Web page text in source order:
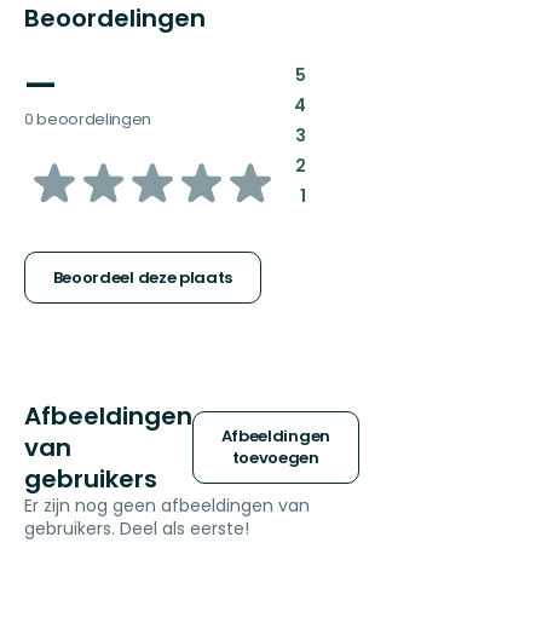
Beoordelingen
—
0 beoordelingen
van
sterren
Beoordeel deze plaats
5:
4:
3:
2:
1:
Afbeeldingen
van
gebruikers
Afbeeldingen
toevoegen
Er zijn nog geen afbeeldingen van
gebruikers. Deel als eerste!